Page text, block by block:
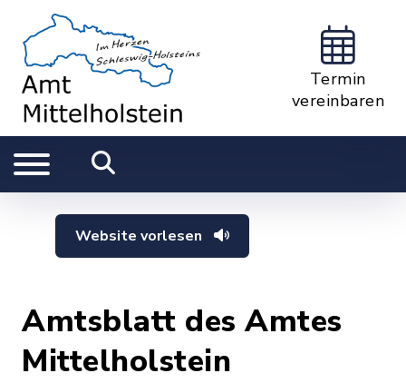
Termin
vereinbaren
Website vorlesen
Amtsblatt des Amtes
Mittelholstein